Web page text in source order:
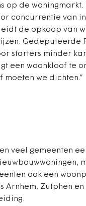
op de
concurrentie van
de opkoop van
Gedeputeerde
starters minder
een woonkloof te
moeten we dichten.”
veel gemeenten
ook een
Arnhem, Zutphen